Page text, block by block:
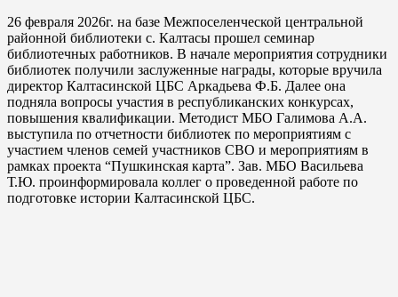
26 февраля 2026г. на базе Межпоселенческой центральной
районной библиотеки с. Калтасы прошел семинар
библиотечных работников. В начале мероприятия сотрудники
библиотек получили заслуженные награды, которые вручила
директор Калтасинской ЦБС Аркадьева Ф.Б. Далее она
подняла вопросы участия в республиканских конкурсах,
повышения квалификации. Методист МБО Галимова А.А.
выступила по отчетности библиотек по мероприятиям с
участием членов семей участников СВО и мероприятиям в
рамках проекта “Пушкинская карта”. Зав. МБО Васильева
Т.Ю. проинформировала коллег о проведенной работе по
подготовке истории Калтасинской ЦБС.